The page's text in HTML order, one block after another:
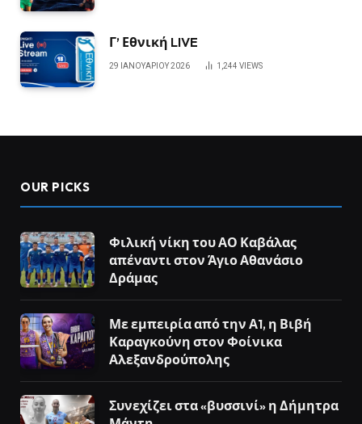
Γ’ Εθνική LIVE
29 ΙΑΝΟΥΑΡΊΟΥ 2026 1,244 VIEWS
OUR PICKS
Φιλική νίκη του ΑΟ Καβάλας
απέναντι στον Άγιο Αθανάσιο
Δράμας
Με εμπειρία από την Α1, η Βιβή
Καραγκούνη στον Φοίνικα
Αλεξανδρούπολης
Συνεχίζει στα «βυσσινί» η Δήμητρα